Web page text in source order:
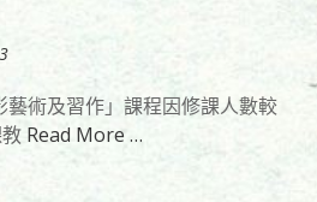
術及習作」課程因修課人數較
Read More …